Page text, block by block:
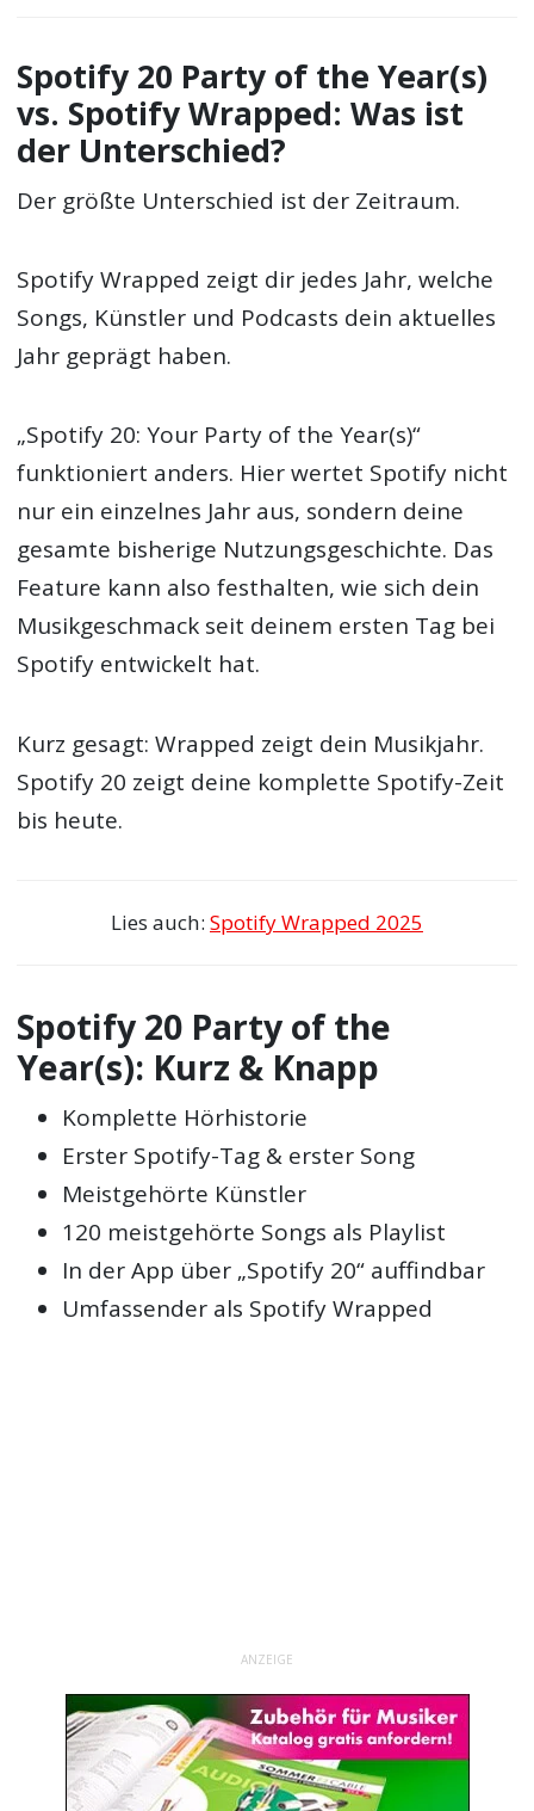
Spotify 20 Party of the Year(s)
vs. Spotify Wrapped: Was ist
der Unterschied?
Der größte Unterschied ist der Zeitraum.
Spotify Wrapped zeigt dir jedes Jahr, welche
Songs, Künstler und Podcasts dein aktuelles
Jahr geprägt haben.
„Spotify 20: Your Party of the Year(s)“
funktioniert anders. Hier wertet Spotify nicht
nur ein einzelnes Jahr aus, sondern deine
gesamte bisherige Nutzungsgeschichte. Das
Feature kann also festhalten, wie sich dein
Musikgeschmack seit deinem ersten Tag bei
Spotify entwickelt hat.
Kurz gesagt: Wrapped zeigt dein Musikjahr.
Spotify 20 zeigt deine komplette Spotify-Zeit
bis heute.
Lies auch: Spotify Wrapped 2025
Spotify 20 Party of the
Year(s): Kurz & Knapp
Komplette Hörhistorie
Erster Spotify-Tag & erster Song
Meistgehörte Künstler
120 meistgehörte Songs als Playlist
In der App über „Spotify 20“ auffindbar
Umfassender als Spotify Wrapped
ANZEIGE